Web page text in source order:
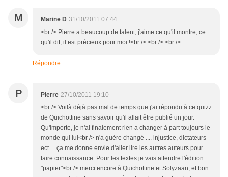
M Marine D 31/10/2011 07:44
<br /> Pierre a beaucoup de talent, j'aime ce qu'il montre, ce
qu'il dit, il est précieux pour moi !<br /> <br /> <br />
Répondre
P Pierre 27/10/2011 19:10
<br /> Voilà déjà pas mal de temps que j'ai répondu à ce quizz
de Quichottine sans savoir qu'il allait être publié un jour.
Qu'importe, je n'ai finalement rien a changer à part toujours le
monde qui lui<br /> n'a guère changé .... injustice, dictateurs
ect.... ça me donne envie d'aller lire les autres auteurs pour
faire connaissance. Pour les textes je vais attendre l'édition
"papier"<br /> merci encore à Quichottine et Solyzaan, et bon